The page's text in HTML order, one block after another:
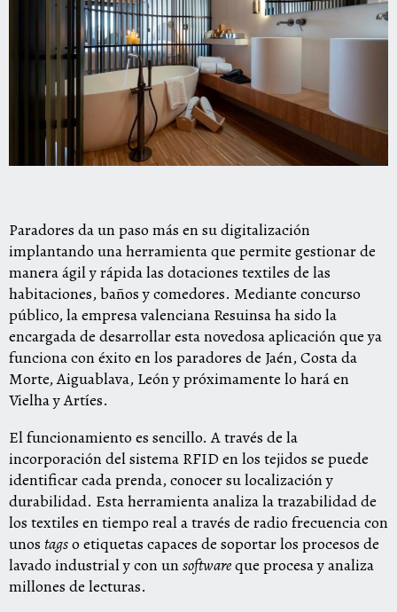
Paradores da un paso más en su digitalización
implantando una herramienta que permite gestionar de
manera ágil y rápida las dotaciones textiles de las
habitaciones, baños y comedores. Mediante concurso
público, la empresa valenciana Resuinsa ha sido la
encargada de desarrollar esta novedosa aplicación que ya
funciona con éxito en los paradores de Jaén, Costa da
Morte, Aiguablava, León y próximamente lo hará en
Vielha y Artíes.
El funcionamiento es sencillo. A través de la
incorporación del sistema RFID en los tejidos se puede
identificar cada prenda, conocer su localización y
durabilidad. Esta herramienta analiza la trazabilidad de
los textiles en tiempo real a través de radio frecuencia con
unos tagso etiquetas capaces de soportar los procesos de
lavado industrial y con unsoftwareque procesa y analiza
millones de lecturas.